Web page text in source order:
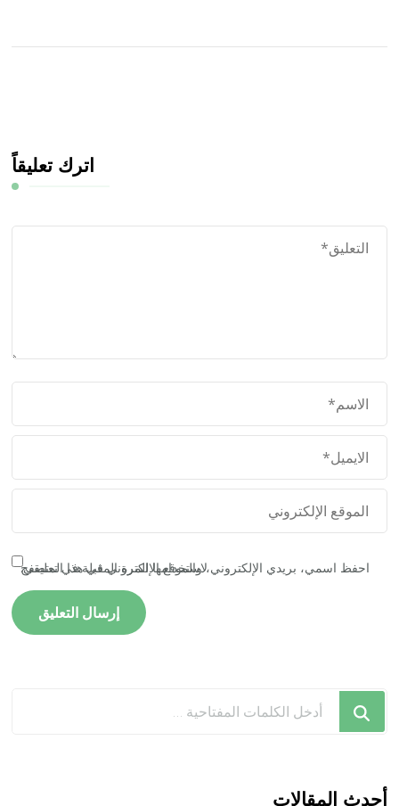
اترك تعليقاً
احفظ اسمي، بريدي الإلكتروني، والموقع الإلكتروني في هذا المتصفح لاستخدامها المرة المقبلة في تعليقي.
هل
تبحث
ما؟
أحدث المقالات